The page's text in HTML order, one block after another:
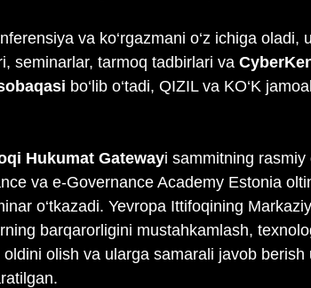
va ko‘rgazmani o‘z ichiga oladi,
seminarlar, tarmoq tadbirlari va
bo‘lib o‘tadi, QIZIL va KO‘K
Hukumat Gatewayi sammitning rasmiy
va e-Governance Academy Estonia
o‘tkazadi. Yevropa Ittifoqining
barqarorligini mustahkamlash,
oldini olish va ularga samarali javob